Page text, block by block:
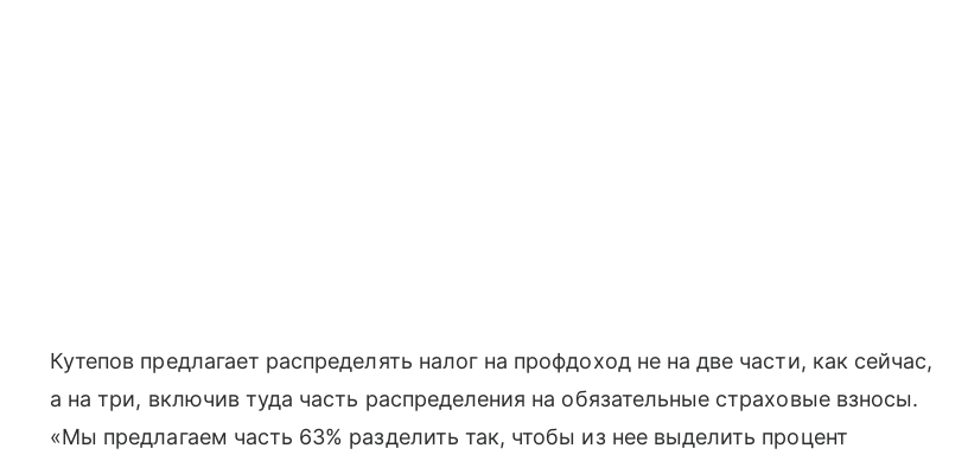
Кутепов предлагает распределять налог на профдоход не на две части, как сейчас,
а на три, включив туда часть распределения на обязательные страховые взносы.
«Мы предлагаем часть 63% разделить так, чтобы из нее выделить процент